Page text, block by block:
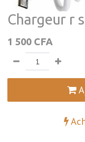
Chargeur r
1 500 CFA